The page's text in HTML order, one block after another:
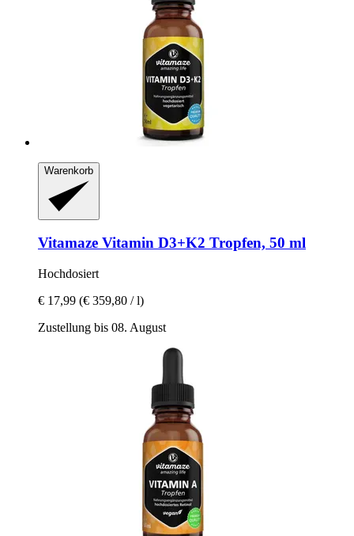
Warenkorb
Vitamaze Vitamin D3+K2 Tropfen, 50 ml
Hochdosiert
€ 17,99 (€ 359,80 / l)
Zustellung bis 08. August